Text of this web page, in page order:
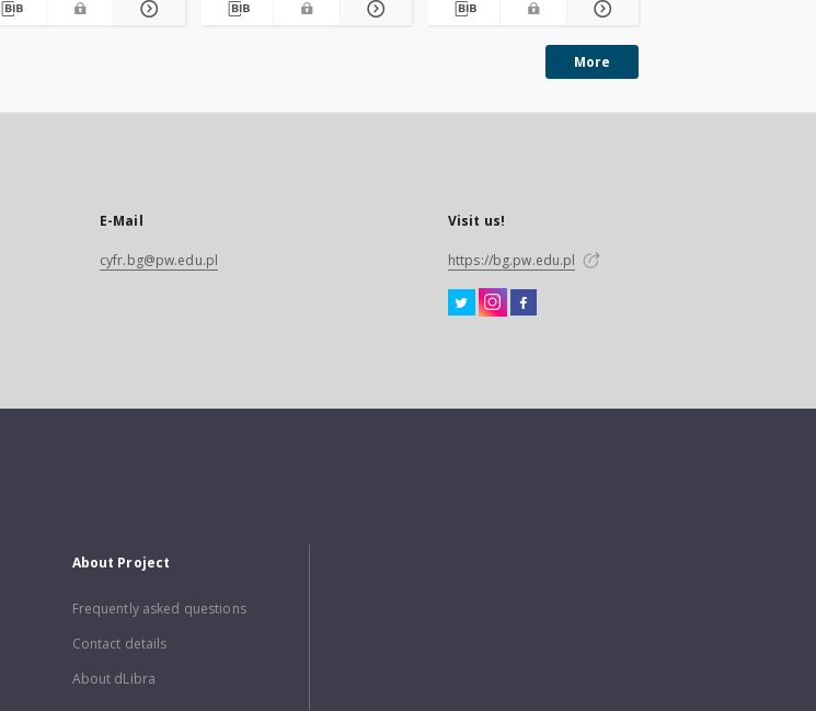
More
E-Mail
cyfr.bg@pw.edu.pl
Visit us!
https://bg.pw.edu.pl
About Project
Frequently asked questions
Contact details
About dLibra